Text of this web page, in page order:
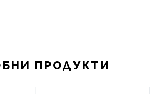
ПРОДУКТИ